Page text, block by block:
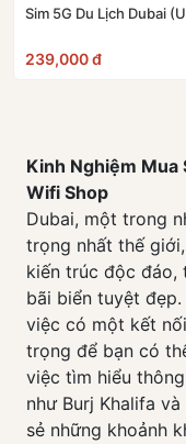
Sim 5G Du Lịch Dubai
239,000 đ
Kinh Nghiệm Mua
Wifi Shop
Dubai, một trong
trọng nhất thế
kiến trúc độc đáo,
bãi biển tuyệt
việc có một kết
trọng để bạn có
việc tìm hiểu
như Burj Khalifa
sẻ những khoảnh